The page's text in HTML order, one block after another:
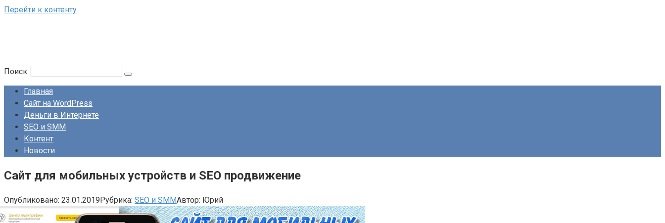
Перейти к контенту
Поиск:
Главная
Сайт на WordPress
Деньги в Интернете
SEO и SMM
Контент
Новости
Сайт для мобильных устройств и SEO продвижение
Опубликовано: 23.01.2019Рубрика: SEO и SMMАвтор: Юрий